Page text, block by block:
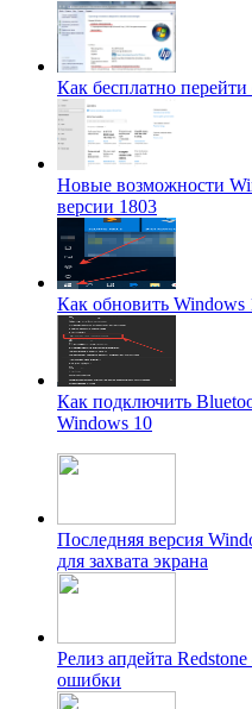
Как бесплатно
Новые возможности
версии 1803
Как обновить Windows
Как подключить
Windows 10
Последняя версия
для захвата экрана
Релиз апдейта
ошибки